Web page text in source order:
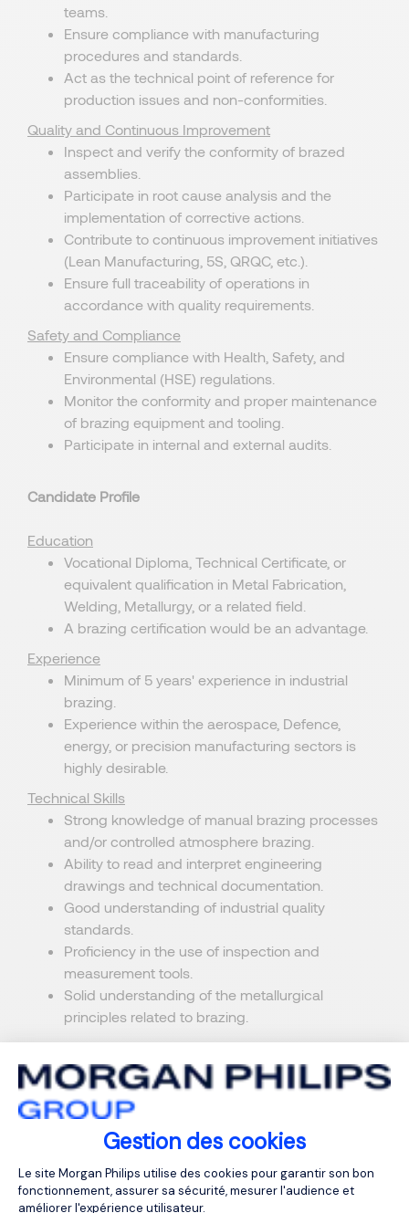
Gestion des cookies
Plateforme de Gestion du
Le site Morgan Philips utilise des cookies pour garantir son bon
fonctionnement, assurer sa sécurité, mesurer l'audience et
améliorer l'expérience utilisateur.
teams.
Ensure compliance with manufacturing
procedures and standards.
Act as the technical point of reference for
production issues and non-conformities.
Quality and Continuous Improvement
Inspect and verify the conformity of brazed
assemblies.
Participate in root cause analysis and the
implementation of corrective actions.
Contribute to continuous improvement initiatives
(Lean Manufacturing, 5S, QRQC, etc.).
Ensure full traceability of operations in
accordance with quality requirements.
Safety and Compliance
Ensure compliance with Health, Safety, and
Environmental (HSE) regulations.
Monitor the conformity and proper maintenance
of brazing equipment and tooling.
Participate in internal and external audits.
Candidate Profile
Education
Vocational Diploma, Technical Certificate, or
equivalent qualification in Metal Fabrication,
Welding, Metallurgy, or a related field.
A brazing certification would be an advantage.
Experience
Minimum of 5 years' experience in industrial
brazing.
Experience within the aerospace, Defence,
energy, or precision manufacturing sectors is
highly desirable.
Technical Skills
Strong knowledge of manual brazing processes
and/or controlled atmosphere brazing.
Ability to read and interpret engineering
drawings and technical documentation.
Good understanding of industrial quality
standards.
Proficiency in the use of inspection and
measurement tools.
Solid understanding of the metallurgical
principles related to brazing.
Postuler à l'offre